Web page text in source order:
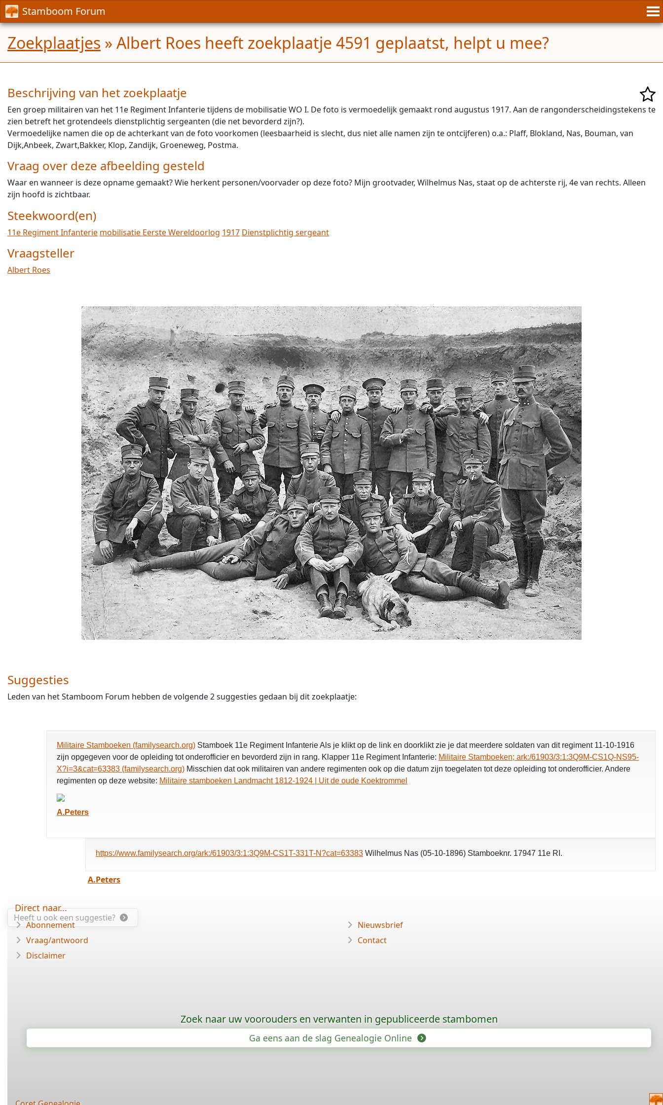
Stamboom Forum
Zoekplaatjes » Albert Roes heeft zoekplaatje 4591 geplaatst, helpt u mee?
Beschrijving van het zoekplaatje
Een groep militairen van het 11e Regiment Infanterie tijdens de mobilisatie WO I. De foto is vermoedelijk gemaakt rond augustus 1917. Aan de rangonderscheidingstekens te
zien betreft het grotendeels dienstplichtig sergeanten (die net bevorderd zijn?).
Vermoedelijke namen die op de achterkant van de foto voorkomen (leesbaarheid is slecht, dus niet alle namen zijn te ontcijferen) o.a.: Plaff, Blokland, Nas, Bouman, van
Dijk,Anbeek, Zwart,Bakker, Klop, Zandijk, Groeneweg, Postma.
Vraag over deze afbeelding gesteld
Waar en wanneer is deze opname gemaakt? Wie herkent personen/voorvader op deze foto? Mijn grootvader, Wilhelmus Nas, staat op de achterste rij, 4e van rechts. Alleen
zijn hoofd is zichtbaar.
Steekwoord(en)
11e Regiment Infanterie mobilisatie Eerste Wereldoorlog 1917 Dienstplichtig sergeant
Vraagsteller
Albert Roes
Suggesties
Leden van het Stamboom Forum hebben de volgende 2 suggesties gedaan bij dit zoekplaatje:
Militaire Stamboeken (familysearch.org) Stamboek 11e Regiment Infanterie Als je klikt op de link en doorklikt zie je dat meerdere soldaten van dit regiment 11-10-1916
zijn opgegeven voor de opleiding tot onderofficier en bevorderd zijn in rang. Klapper 11e Regiment Infanterie: Militaire Stamboeken; ark:/61903/3:1:3Q9M-CS1Q-NS95-
X?i=3&cat=63383 (familysearch.org) Misschien dat ook militairen van andere regimenten ook op die datum zijn toegelaten tot deze opleiding tot onderofficier. Andere
regimenten op deze website: Militaire stamboeken Landmacht 1812-1924 | Uit de oude Koektrommel
A.Peters
https://www.familysearch.org/ark:/61903/3:1:3Q9M-CS1T-331T-N?cat=63383 Wilhelmus Nas (05-10-1896) Stamboeknr. 17947 11e RI.
A.Peters
Heeft u ook een suggestie?
Direct naar...
Abonnement
Vraag/antwoord
Disclaimer
Nieuwsbrief
Contact
Zoek naar uw voorouders en verwanten in gepubliceerde stambomen
Ga eens aan de slag Genealogie Online